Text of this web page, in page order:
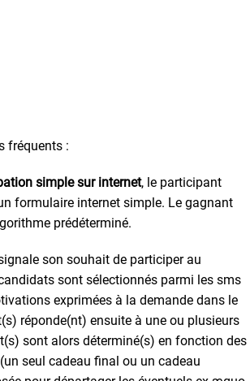
fréquents :
simple sur internet, le participant
formulaire internet simple. Le gagnant
prédéterminé.
son souhait de participer au
sont sélectionnés parmi les sms
exprimées à la demande dans le
réponde(nt) ensuite à une ou plusieurs
sont alors déterminé(s) en fonction des
seul cadeau final ou un cadeau